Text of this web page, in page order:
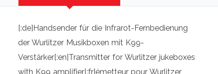
[:de]Handsender für die Infrarot-Fernbedienung
der Wurlitzer Musikboxen mit K99-
Verstärker[:en]Transmitter for Wurlitzer jukeboxes
with K99 amplifier[:fr]émetteur pour Wurlitzer